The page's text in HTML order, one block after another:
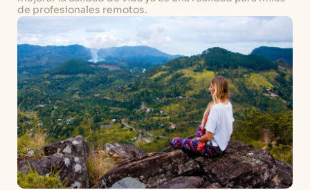
de profesionales remotos.